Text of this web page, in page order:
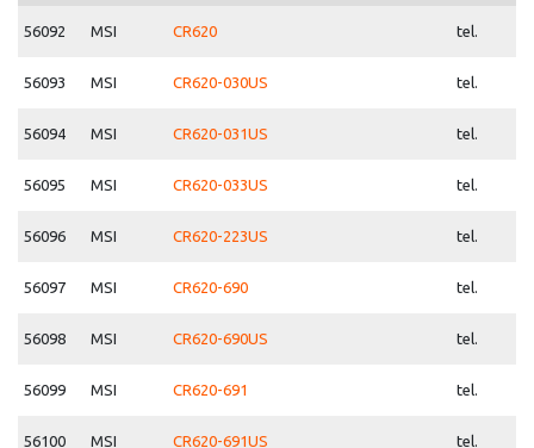
56092 MSI CR620 tel.
56093 MSI CR620-030US tel.
56094 MSI CR620-031US tel.
56095 MSI CR620-033US tel.
56096 MSI CR620-223US tel.
56097 MSI CR620-690 tel.
56098 MSI CR620-690US tel.
56099 MSI CR620-691 tel.
56100 MSI CR620-691US tel.